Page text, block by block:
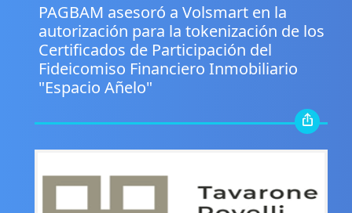
PAGBAM asesoró a Volsmart en la
autorización para la tokenización de los
Certificados de Participación del
Fideicomiso Financiero Inmobiliario
"Espacio Añelo"